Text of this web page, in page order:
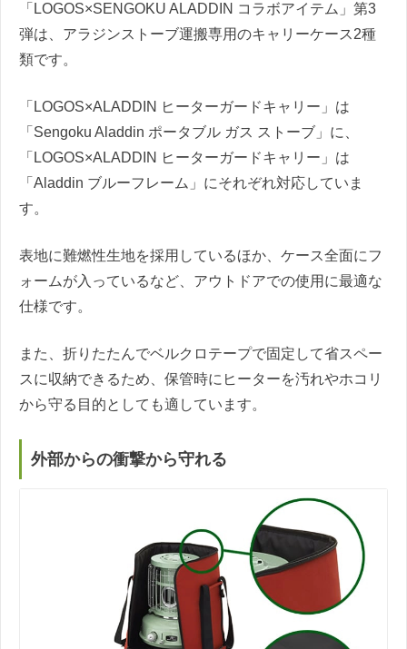
「LOGOS×SENGOKU ALADDIN コラボアイテム」第3
弾は、アラジンストーブ運搬専用のキャリーケース2種
類です。
「LOGOS×ALADDIN ヒーターガードキャリー」は
「Sengoku Aladdin ポータブル ガス ストーブ」に、
「LOGOS×ALADDIN ヒーターガードキャリー」は
「Aladdin ブルーフレーム」にそれぞれ対応していま
す。
表地に難燃性生地を採用しているほか、ケース全面にフ
ォームが入っているなど、アウトドアでの使用に最適な
仕様です。
また、折りたたんでベルクロテープで固定して省スペー
スに収納できるため、保管時にヒーターを汚れやホコリ
から守る目的としても適しています。
外部からの衝撃から守れる